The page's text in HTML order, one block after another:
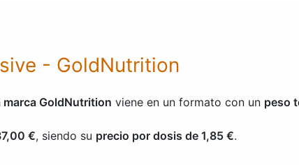
- GoldNutrition
marca GoldNutrition viene en un formato con un peso
€, siendo su precio por dosis de 1,85 €.